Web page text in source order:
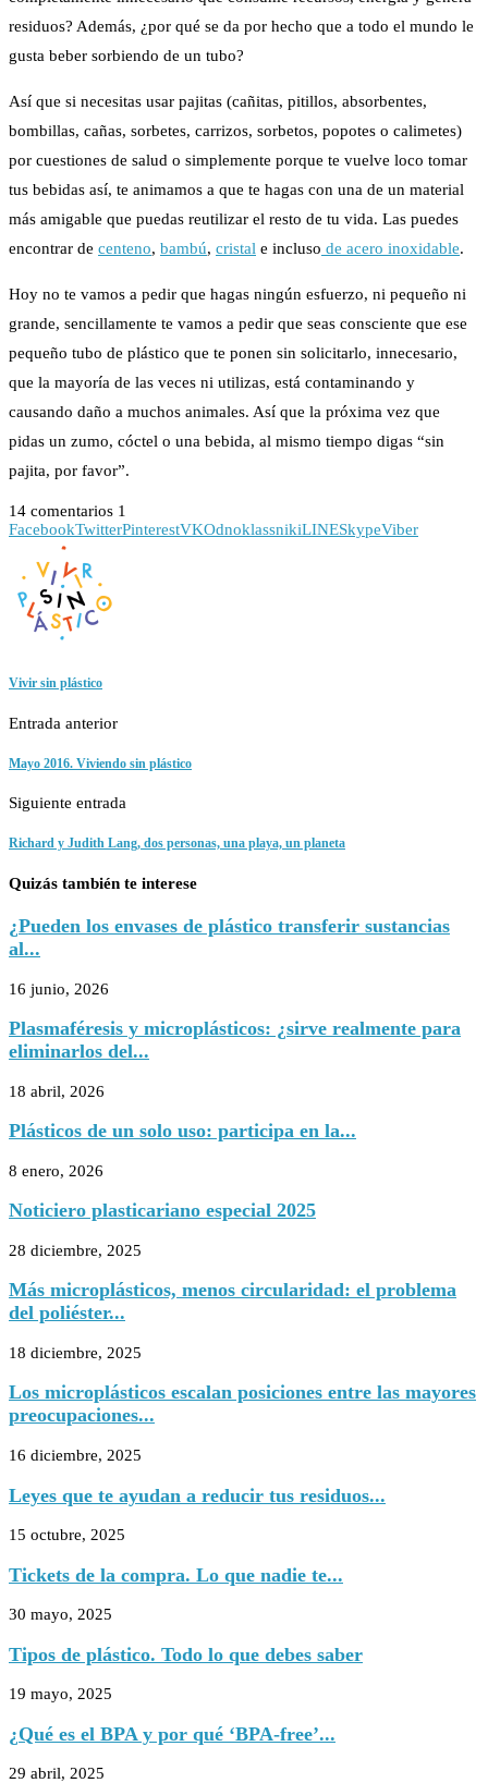
residuos? Además, ¿por qué se da por hecho que a todo el mundo le
gusta beber sorbiendo de un tubo?
Así que si necesitas usar pajitas (cañitas, pitillos, absorbentes,
bombillas, cañas, sorbetes, carrizos, sorbetos, popotes o calimetes)
por cuestiones de salud o simplemente porque te vuelve loco tomar
tus bebidas así, te animamos a que te hagas con una de un material
más amigable que puedas reutilizar el resto de tu vida. Las puedes
encontrar de centeno, bambú, cristal e incluso de acero inoxidable.
Hoy no te vamos a pedir que hagas ningún esfuerzo, ni pequeño ni
grande, sencillamente te vamos a pedir que seas consciente que ese
pequeño tubo de plástico que te ponen sin solicitarlo, innecesario,
que la mayoría de las veces ni utilizas, está contaminando y
causando daño a muchos animales. Así que la próxima vez que
pidas un zumo, cóctel o una bebida, al mismo tiempo digas “sin
pajita, por favor”.
14 comentarios 1
FacebookTwitterPinterestVKOdnoklassnikiLINESkypeViber
Vivir sin plástico
Entrada anterior
Mayo 2016. Viviendo sin plástico
Siguiente entrada
Richard y Judith Lang, dos personas, una playa, un planeta
Quizás también te interese
¿Pueden los envases de plástico transferir sustancias
al...
16 junio, 2026
Plasmaféresis y microplásticos: ¿sirve realmente para
eliminarlos del...
18 abril, 2026
Plásticos de un solo uso: participa en la...
8 enero, 2026
Noticiero plasticariano especial 2025
28 diciembre, 2025
Más microplásticos, menos circularidad: el problema
del poliéster...
18 diciembre, 2025
Los microplásticos escalan posiciones entre las mayores
preocupaciones...
16 diciembre, 2025
Leyes que te ayudan a reducir tus residuos...
15 octubre, 2025
Tickets de la compra. Lo que nadie te...
30 mayo, 2025
Tipos de plástico. Todo lo que debes saber
19 mayo, 2025
¿Qué es el BPA y por qué ‘BPA-free’...
29 abril, 2025